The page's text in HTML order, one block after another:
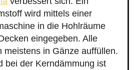
wird mittels einer
in die Hohlräume
eingegeben. Alle
meistens in Gänze auffüllen.
bei der Kerndämmung ist